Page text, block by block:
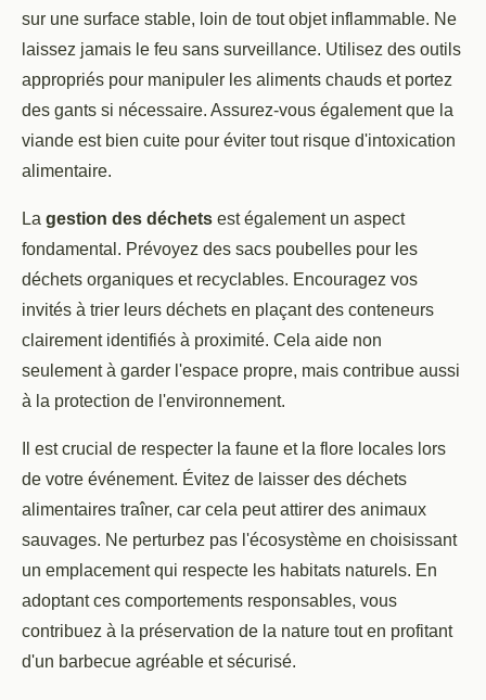
sur une surface stable, loin de tout objet inflammable. Ne
laissez jamais le feu sans surveillance. Utilisez des outils
appropriés pour manipuler les aliments chauds et portez
des gants si nécessaire. Assurez-vous également que la
viande est bien cuite pour éviter tout risque d'intoxication
alimentaire.
La gestion des déchets est également un aspect
fondamental. Prévoyez des sacs poubelles pour les
déchets organiques et recyclables. Encouragez vos
invités à trier leurs déchets en plaçant des conteneurs
clairement identifiés à proximité. Cela aide non
seulement à garder l'espace propre, mais contribue aussi
à la protection de l'environnement.
Il est crucial de respecter la faune et la flore locales lors
de votre événement. Évitez de laisser des déchets
alimentaires traîner, car cela peut attirer des animaux
sauvages. Ne perturbez pas l'écosystème en choisissant
un emplacement qui respecte les habitats naturels. En
adoptant ces comportements responsables, vous
contribuez à la préservation de la nature tout en profitant
d'un barbecue agréable et sécurisé.